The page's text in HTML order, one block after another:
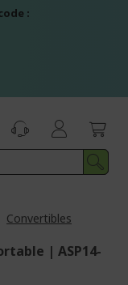
:
Convertibles
| ASP14-